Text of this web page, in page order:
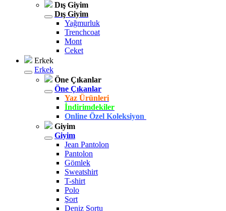
Dış Giyim
Dış Giyim
Yağmurluk
Trenchcoat
Mont
Ceket
Erkek
Erkek
Öne Çıkanlar
Öne Çıkanlar
Yaz Ürünleri
İndirimdekiler
Online Özel Koleksiyon
Giyim
Giyim
Jean Pantolon
Pantolon
Gömlek
Sweatshirt
T-shirt
Polo
Şort
Deniz Şortu